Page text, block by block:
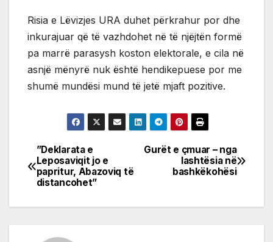
Risia e Lëvizjes URA duhet përkrahur por dhe
inkurajuar që të vazhdohet në të njëjtën formë
pa marrë parasysh koston elektorale, e cila në
asnjë mënyrë nuk është hendikepuese por me
shumë mundësi mund të jetë mjaft pozitive.
Post
navigation
Gurët e çmuar – nga
lashtësia në
bashkëkohësi
”Deklarata e
Leposaviqit jo e
papritur, Abazoviq të
distancohet”